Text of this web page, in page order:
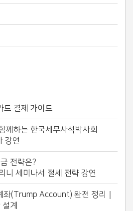
드 결제 가이드
께하는 한국세무사석박사회
강연
전략은?
니 세미나서 절세 전략 강연
(Trump Account) 완전 정리｜
계